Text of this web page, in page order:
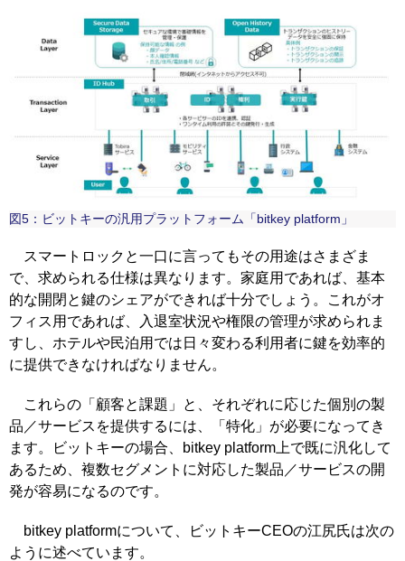
図5：ビットキーの汎用プラットフォーム「bitkey platform」
スマートロックと一口に言ってもその用途はさまざま
で、求められる仕様は異なります。家庭用であれば、基本
的な開閉と鍵のシェアができれば十分でしょう。これがオ
フィス用であれば、入退室状況や権限の管理が求められま
すし、ホテルや民泊用では日々変わる利用者に鍵を効率的
に提供できなければなりません。
これらの「顧客と課題」と、それぞれに応じた個別の製
品／サービスを提供するには、「特化」が必要になってき
ます。ビットキーの場合、bitkey platform上で既に汎化して
あるため、複数セグメントに対応した製品／サービスの開
発が容易になるのです。
bitkey platformについて、ビットキーCEOの江尻氏は次の
ように述べています。